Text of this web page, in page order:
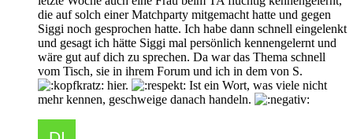
die auf solch einer Matchparty mitgemacht hatte und gegen
Siggi noch gesprochen hatte. Ich habe dann schnell eingelenkt
und gesagt ich hätte Siggi mal persönlich kennengelernt und
wäre gut auf dich zu sprechen. Da war das Thema schnell
vom Tisch, sie in ihrem Forum und ich in dem von S.
hier.
Ist ein Wort, was viele nicht
mehr kennen, geschweige danach handeln.